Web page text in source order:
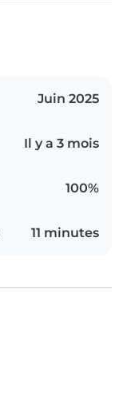
Juin 2025
Il y a 3 mois
100%
11 minutes